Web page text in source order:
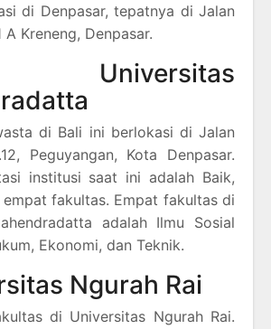
di Denpasar, tepatnya di Jalan
A Kreneng, Denpasar.
di Bali ini berlokasi di Jalan
Peguyangan, Kota Denpasar.
institusi saat ini adalah Baik,
fakultas. Empat fakultas di
adalah Ilmu Sosial
Ekonomi, dan Teknik.
Ngurah Rai
di Universitas Ngurah Rai.